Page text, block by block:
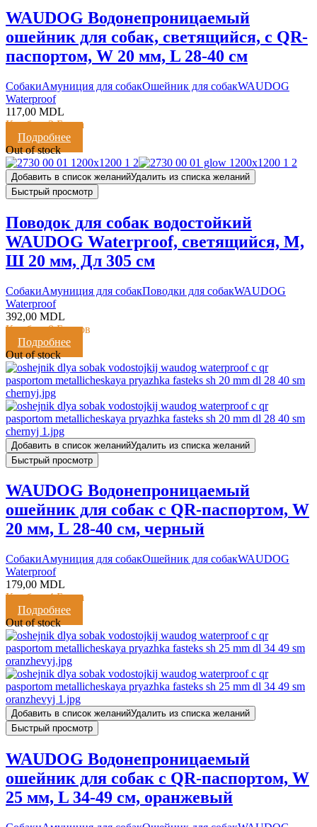
WAUDOG Водонепроницаемый
ошейник для собак, светящийся, с QR-
паспортом, W 20 мм, L 28-40 см
CобакиАмуниция для собакОшейник для собакWAUDOG
Waterproof
117,00 MDL
Кешбэк:2 Балла
Подробнее
Out of stock
Добавить в список желанийУдалить из списка желаний
Быстрый просмотр
Поводок для собак водостойкий
WAUDOG Waterproof, светящийся, M,
Ш 20 мм, Дл 305 см
CобакиАмуниция для собакПоводки для собакWAUDOG
Waterproof
392,00 MDL
Кешбэк:8 Баллов
Подробнее
Out of stock
Добавить в список желанийУдалить из списка желаний
Быстрый просмотр
WAUDOG Водонепроницаемый
ошейник для собак с QR-паспортом, W
20 мм, L 28-40 см, черный
CобакиАмуниция для собакОшейник для собакWAUDOG
Waterproof
179,00 MDL
Кешбэк:4 Балла
Подробнее
Out of stock
Добавить в список желанийУдалить из списка желаний
Быстрый просмотр
WAUDOG Водонепроницаемый
ошейник для собак с QR-паспортом, W
25 мм, L 34-49 см, оранжевый